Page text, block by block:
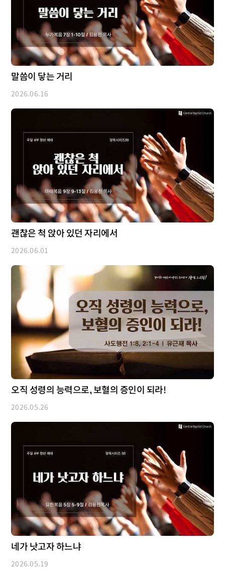
말씀이 닿는 거리
2026.06.16
괜찮은 척 앉아 있던 자리에서
2026.06.01
오직 성령의 능력으로, 보혈의 증인이 되라!
2026.05.26
네가 낫고자 하느냐
2026.05.19